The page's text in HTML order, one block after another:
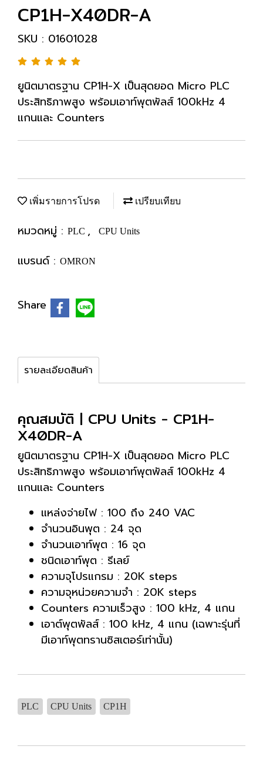
CP1H-X40DR-A
SKU : 01601028
ยูนิตมาตรฐาน CP1H-X เป็นสุดยอด Micro PLC
ประสิทธิภาพสูง พร้อมเอาท์พุตพัลส์ 100kHz 4
แกนและ Counters
เพิ่มรายการโปรด เปรียบเทียบ
หมวดหมู่ : PLC , CPU Units
แบรนด์ : OMRON
Share
รายละเอียดสินค้า
คุณสมบัติ | CPU Units - CP1H-
X40DR-A
ยูนิตมาตรฐาน CP1H-X เป็นสุดยอด Micro PLC
ประสิทธิภาพสูง พร้อมเอาท์พุตพัลส์ 100kHz 4
แกนและ Counters
แหล่งจ่ายไฟ : 100 ถึง 240 VAC
จำนวนอินพุต : 24 จุด
จำนวนเอาท์พุต : 16 จุด
ชนิดเอาท์พุต : รีเลย์
ความจุโปรแกรม : 20K steps
ความจุหน่วยความจำ : 20K steps
Counters ความเร็วสูง : 100 kHz, 4 แกน
เอาต์พุตพัลส์ : 100 kHz, 4 แกน (เฉพาะรุ่นที่
มีเอาท์พุตทรานซิสเตอร์เท่านั้น)
PLC CPU Units CP1H